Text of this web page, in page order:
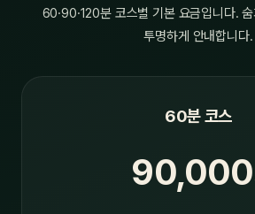
60·90·120분 코스별 기본 요금입니다.
투명하게 안내합니다.
60분 코스
90,000